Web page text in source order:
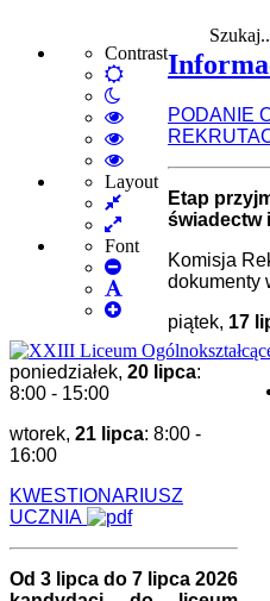
Contrast
Default
mode
High
Contrast
Black
White
High
Contrast
Black
Yellow
High
Contrast
Yellow
mode
Layout
Fixed
layout
Wide
layout
Font
Set
Smaller
Font
Set
Larger
Font
PODANIE
Etap
świadectw
Komisja
dokumenty
piątek, 17
poniedziałek, 20 lipca:
8:00 - 15:00
wtorek, 21 lipca: 8:00 -
16:00
KWESTIONARIUSZ
UCZNIA
Od 3 lipca do 7 lipca 2026